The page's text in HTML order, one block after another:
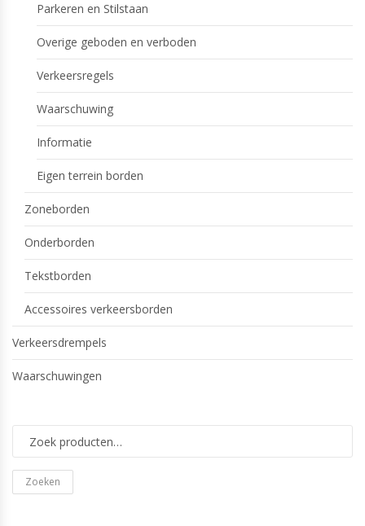
Parkeren en Stilstaan
Overige geboden en verboden
Verkeersregels
Waarschuwing
Informatie
Eigen terrein borden
Zoneborden
Onderborden
Tekstborden
Accessoires verkeersborden
Verkeersdrempels
Waarschuwingen
Zoeken